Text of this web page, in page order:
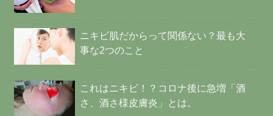
ニキビ肌だからって関係ない？最も大
事な2つのこと
これはニキビ！？コロナ後に急増「酒
さ、酒さ様皮膚炎」とは。